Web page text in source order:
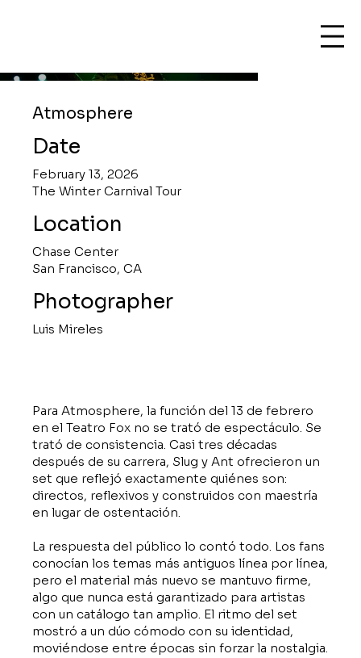
Atmosphere
Date
February 13, 2026
The Winter Carnival Tour
Location
Chase Center
San Francisco, CA
Photographer
Luis Mireles
Para Atmosphere, la función del 13 de febrero
en el Teatro Fox no se trató de espectáculo. Se
trató de consistencia. Casi tres décadas
después de su carrera, Slug y Ant ofrecieron un
set que reflejó exactamente quiénes son:
directos, reflexivos y construidos con maestría
en lugar de ostentación.
La respuesta del público lo contó todo. Los fans
conocían los temas más antiguos línea por línea,
pero el material más nuevo se mantuvo firme,
algo que nunca está garantizado para artistas
con un catálogo tan amplio. El ritmo del set
mostró a un dúo cómodo con su identidad,
moviéndose entre épocas sin forzar la nostalgia.